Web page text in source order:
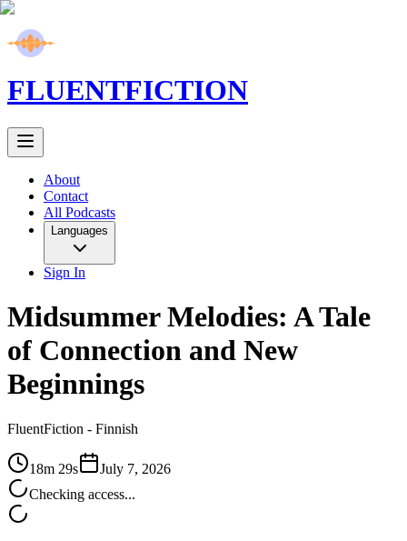
FLUENTFICTION
About
Contact
All Podcasts
Languages
Sign In
Midsummer Melodies: A Tale
of Connection and New
Beginnings
FluentFiction - Finnish
18m 29s
July 7, 2026
Checking access...